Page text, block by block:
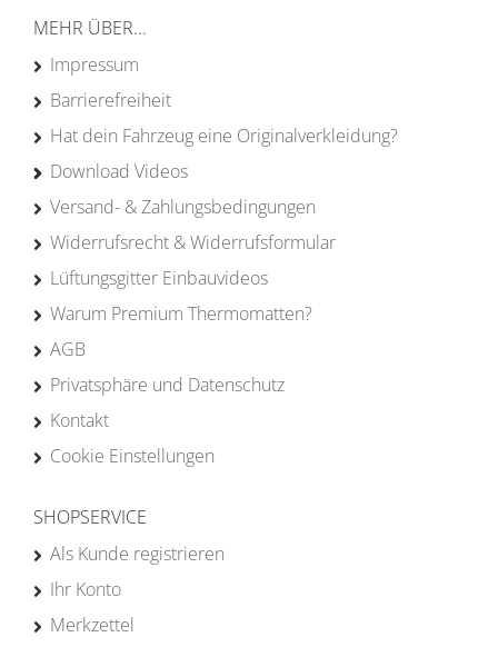
MEHR ÜBER...
Impressum
Barrierefreiheit
Hat dein Fahrzeug eine Originalverkleidung?
Download Videos
Versand- & Zahlungsbedingungen
Widerrufsrecht & Widerrufsformular
Lüftungsgitter Einbauvideos
Warum Premium Thermomatten?
AGB
Privatsphäre und Datenschutz
Kontakt
Cookie Einstellungen
SHOPSERVICE
Als Kunde registrieren
Ihr Konto
Merkzettel